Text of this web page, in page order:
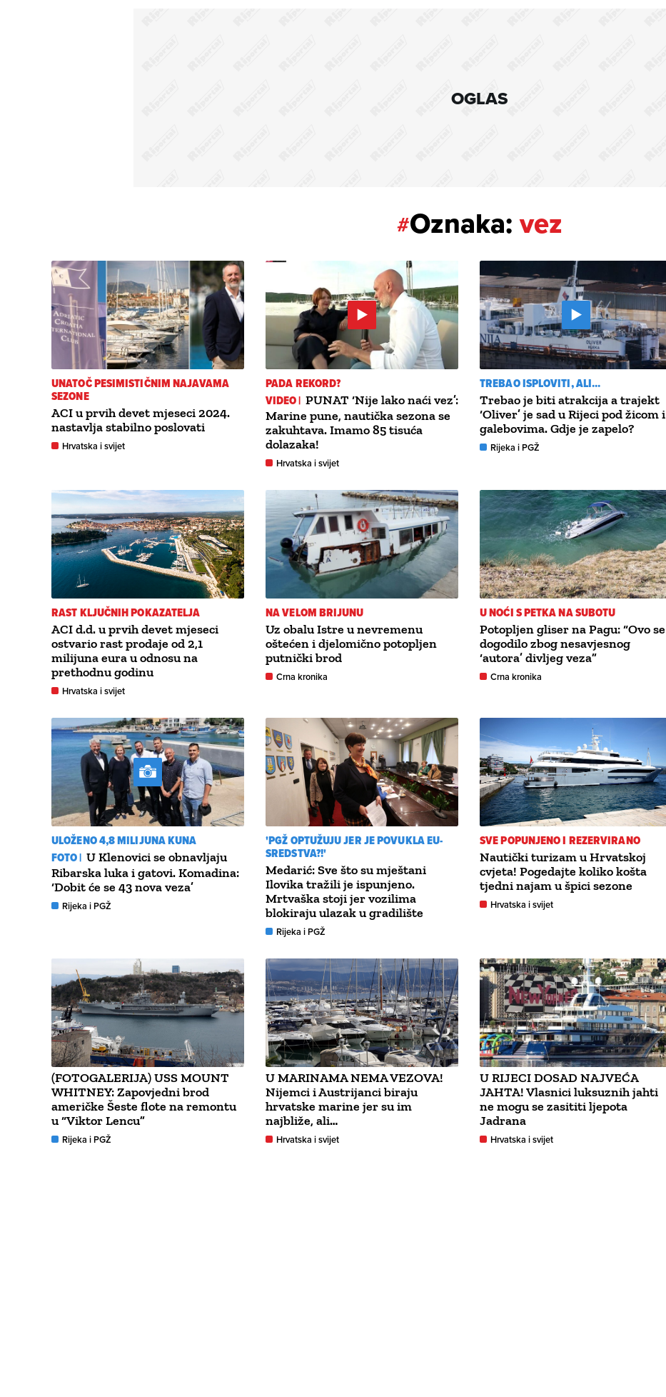
OGLAS
#Oznaka:vez
UNATOČ PESIMISTIČNIM NAJAVAMA
SEZONE
ACI u prvih devet mjeseci 2024.
nastavlja stabilno poslovati
Hrvatska i svijet
PADA REKORD?
VIDEO | PUNAT ‘Nije lako naći vez’:
Marine pune, nautička sezona se
zakuhtava. Imamo 85 tisuća
dolazaka!
Hrvatska i svijet
TREBAO ISPLOVITI, ALI...
Trebao je biti atrakcija a trajekt
‘Oliver’ je sad u Rijeci pod žicom i
galebovima. Gdje je zapelo?
Rijeka i PGŽ
RAST KLJUČNIH POKAZATELJA
ACI d.d. u prvih devet mjeseci
ostvario rast prodaje od 2,1
milijuna eura u odnosu na
prethodnu godinu
Hrvatska i svijet
NA VELOM BRIJUNU
Uz obalu Istre u nevremenu
oštećen i djelomično potopljen
putnički brod
Crna kronika
U NOĆI S PETKA NA SUBOTU
Potopljen gliser na Pagu: “Ovo se
dogodilo zbog nesavjesnog
‘autora’ divljeg veza”
Crna kronika
ULOŽENO 4,8 MILIJUNA KUNA
FOTO | U Klenovici se obnavljaju
Ribarska luka i gatovi. Komadina:
‘Dobit će se 43 nova veza’
Rijeka i PGŽ
'PGŽ OPTUŽUJU JER JE POVUKLA EU-
SREDSTVA?!'
Medarić: Sve što su mještani
Ilovika tražili je ispunjeno.
Mrtvaška stoji jer vozilima
blokiraju ulazak u gradilište
Rijeka i PGŽ
SVE POPUNJENO I REZERVIRANO
Nautički turizam u Hrvatskoj
cvjeta! Pogedajte koliko košta
tjedni najam u špici sezone
Hrvatska i svijet
(FOTOGALERIJA) USS MOUNT
WHITNEY: Zapovjedni brod
američke Šeste flote na remontu
u “Viktor Lencu”
Rijeka i PGŽ
U MARINAMA NEMA VEZOVA!
Nijemci i Austrijanci biraju
hrvatske marine jer su im
najbliže, ali…
Hrvatska i svijet
U RIJECI DOSAD NAJVEĆA
JAHTA! Vlasnici luksuznih jahti
ne mogu se zasititi ljepota
Jadrana
Hrvatska i svijet